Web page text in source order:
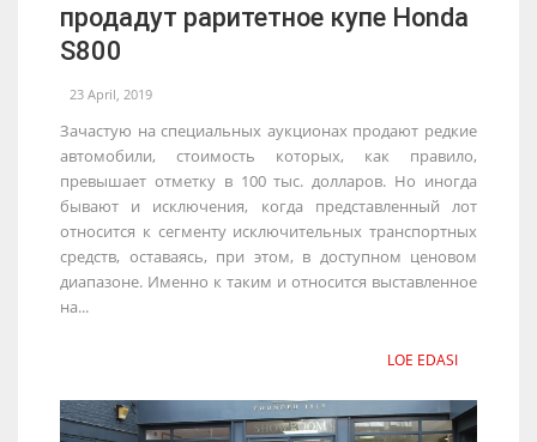
продадут раритетное купе Honda
S800
23 April, 2019
Зачастую на специальных аукционах продают редкие
автомобили, стоимость которых, как правило,
превышает отметку в 100 тыс. долларов. Но иногда
бывают и исключения, когда представленный лот
относится к сегменту исключительных транспортных
средств, оставаясь, при этом, в доступном ценовом
диапазоне. Именно к таким и относится выставленное
на...
LOE EDASI